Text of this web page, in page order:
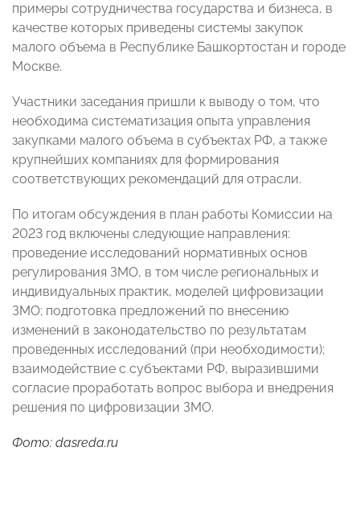
примеры сотрудничества государства и бизнеса, в
качестве которых приведены системы закупок
малого объема в Республике Башкортостан и городе
Москве.
Участники заседания пришли к выводу о том, что
необходима систематизация опыта управления
закупками малого объема в субъектах РФ, а также
крупнейших компаниях для формирования
соответствующих рекомендаций для отрасли.
По итогам обсуждения в план работы Комиссии на
2023 год включены следующие направления:
проведение исследований нормативных основ
регулирования ЗМО, в том числе региональных и
индивидуальных практик, моделей цифровизации
ЗМО; подготовка предложений по внесению
изменений в законодательство по результатам
проведенных исследований (при необходимости);
взаимодействие с субъектами РФ, выразившими
согласие проработать вопрос выбора и внедрения
решения по цифровизации ЗМО.
Фото: dasreda.ru